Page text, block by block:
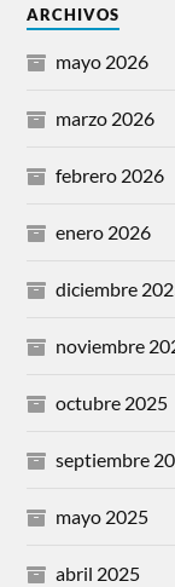
ARCHIVOS
mayo 2026
marzo 2026
febrero 2026
enero 2026
diciembre
noviembre
octubre 2025
septiembre
mayo 2025
abril 2025